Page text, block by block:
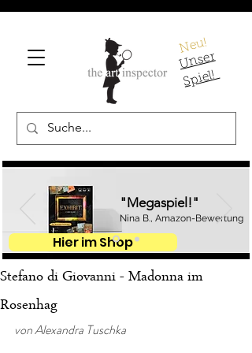
Neu!
U
ns
er
S
pi
el!
"Megaspiel!"
Nina B., Amazon-Bewertung
Hier im Shop
Stefano di Giovanni - Madonna im
Rosenhag
von Alexandra Tuschka